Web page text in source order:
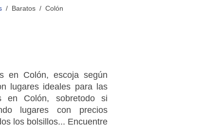
Baratos Colón
en Colón, escoja según
lugares ideales para las
en Colón, sobretodo si
lugares con precios
los bolsillos... Encuentre